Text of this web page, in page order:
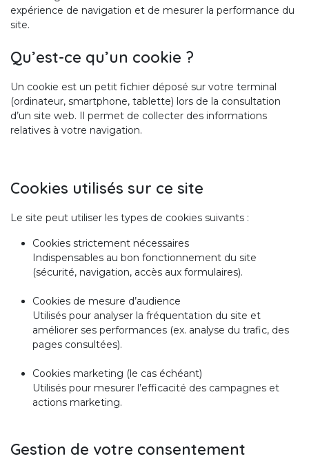
expérience de navigation et de mesurer la performance du
site.
Qu’est-ce qu’un cookie ?
Un cookie est un petit fichier déposé sur votre terminal
(ordinateur, smartphone, tablette) lors de la consultation
d’un site web. Il permet de collecter des informations
relatives à votre navigation.
Cookies utilisés sur ce site
Le site peut utiliser les types de cookies suivants :
Cookies strictement nécessaires
Indispensables au bon fonctionnement du site
(sécurité, navigation, accès aux formulaires).
Cookies de mesure d’audience
Utilisés pour analyser la fréquentation du site et
améliorer ses performances (ex. analyse du trafic, des
pages consultées).
Cookies marketing (le cas échéant)
Utilisés pour mesurer l’efficacité des campagnes et
actions marketing.
Gestion de votre consentement